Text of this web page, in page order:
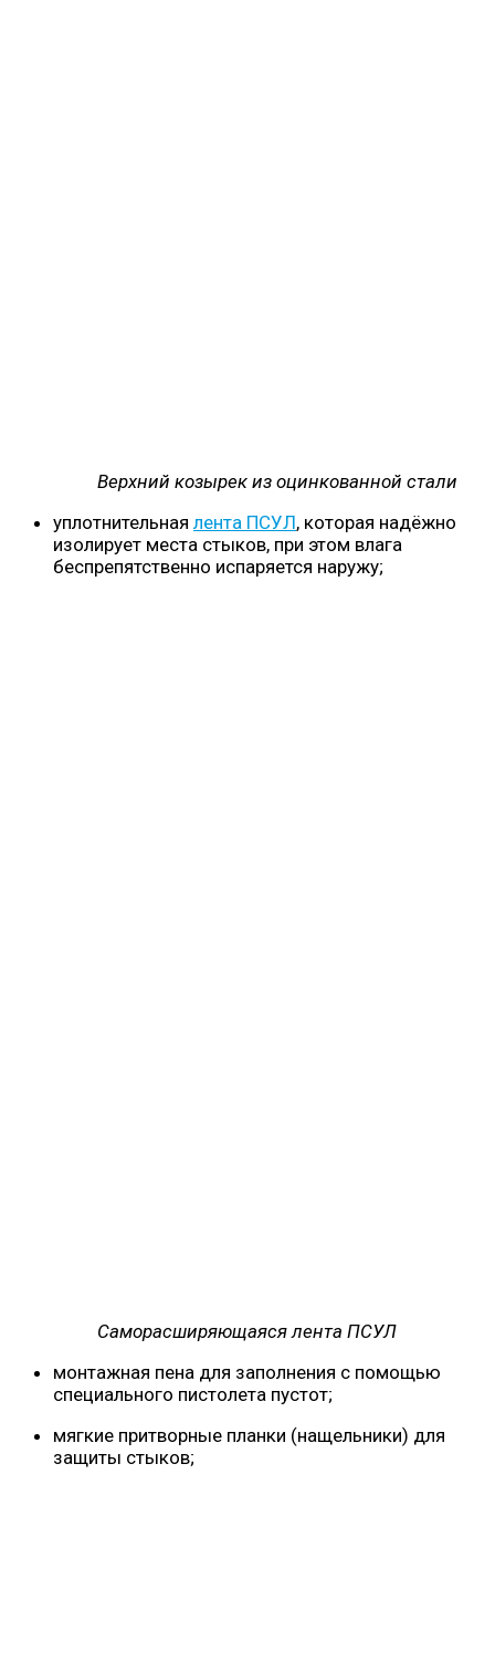
Верхний козырек из оцинкованной стали
уплотнительная лента ПСУЛ, которая надёжно
изолирует места стыков, при этом влага
беспрепятственно испаряется наружу;
Саморасширяющаяся лента ПСУЛ
монтажная пена для заполнения с помощью
специального пистолета пустот;
мягкие притворные планки (нащельники) для
защиты стыков;